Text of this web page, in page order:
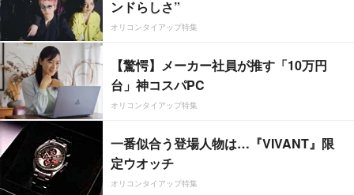
ンドらしさ”
オリコンタイアップ特集
【驚愕】メーカー社員が推す「10万円
台」神コスパPC
オリコンタイアップ特集
一番似合う登場人物は…『VIVANT』限
定ウオッチ
オリコンタイアップ特集